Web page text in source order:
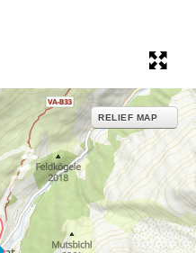
RELIEF MAP